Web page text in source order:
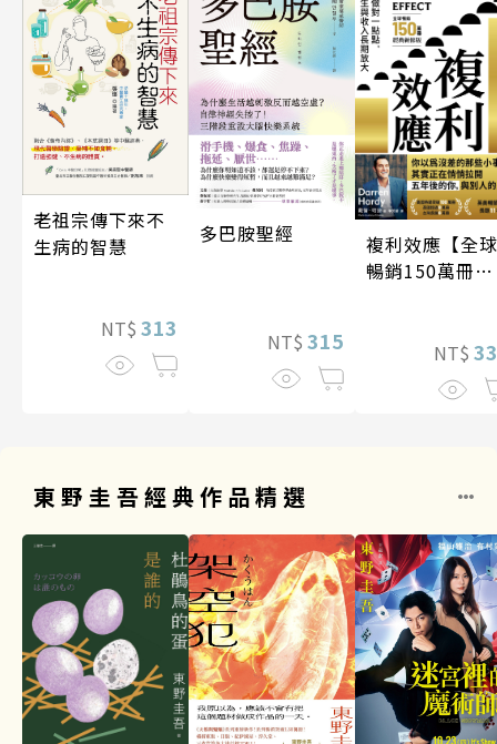
老祖宗傳下來不
生病的智慧
NT$ 313
多巴胺聖經
NT$ 315
複利效應【全球
暢銷150萬冊・
NT$
東野圭吾經典作品精選